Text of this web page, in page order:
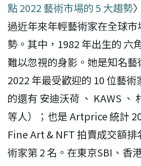
點 2022 藝術市場的 5 大趨勢
過近年來年輕藝術家在全球
勢。其中，1982 年出生的 六
難以忽視的身影。她是知名
2022 年最受歡迎的 10 位藝
的還有 安迪沃荷 、 KAWS 、
等人）；也是 Artprice 統計
Fine Art & NFT 拍賣成交額排
術家第 2 名。在東京SBI、香